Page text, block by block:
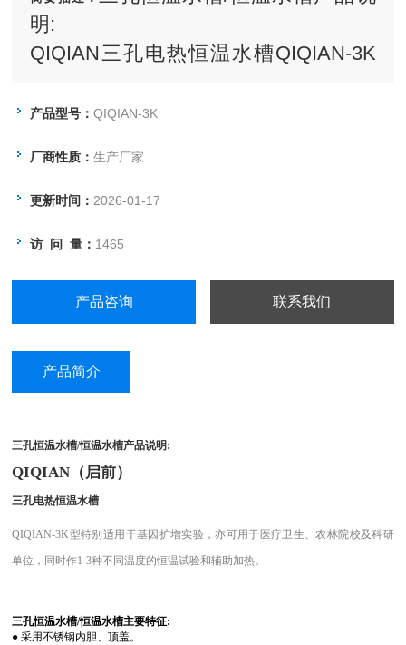
明:
QIQIAN三孔电热恒温水槽QIQIAN-3K
医疗卫生、农林院校及科研单位，同时
热。
产品型号：QIQIAN-3K
厂商性质：生产厂家
更新时间：2026-01-17
访 问 量： 1465
产品咨询 联系我们
产品简介
三孔恒温水槽/恒温水槽产品说明:
QIQIAN（启前）
三孔电热恒温水槽
QIQIAN-3K型特别适用于基因扩增实验，亦可用于医疗卫生、农林院校及科研
单位，同时作1-3种不同温度的恒温试验和辅助加热。
三孔恒温水槽/恒温水槽主要特征:
●采用不锈钢内胆、顶盖。